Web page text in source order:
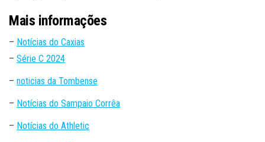
Mais informações
– Notícias do Caxias
– Série C 2024
– noticias da Tombense
– Notícias do Sampaio Corrêa
– Notícias do Athletic